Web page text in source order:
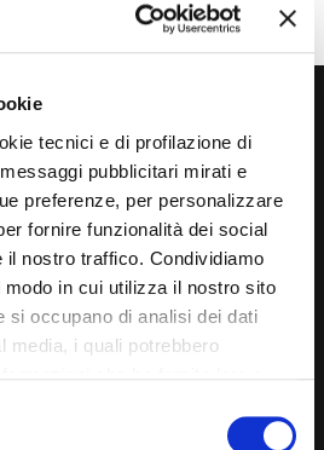
tecnici e di profilazione di
pubblicitari mirati e
preferenze, per personalizzare
fornire funzionalità dei social
il nostro traffico. Condividiamo
in cui utilizza il nostro sito
si occupano di analisi dei dati
media, i quali potrebbero
non comporta l’accettazione
Como (CO) 22100